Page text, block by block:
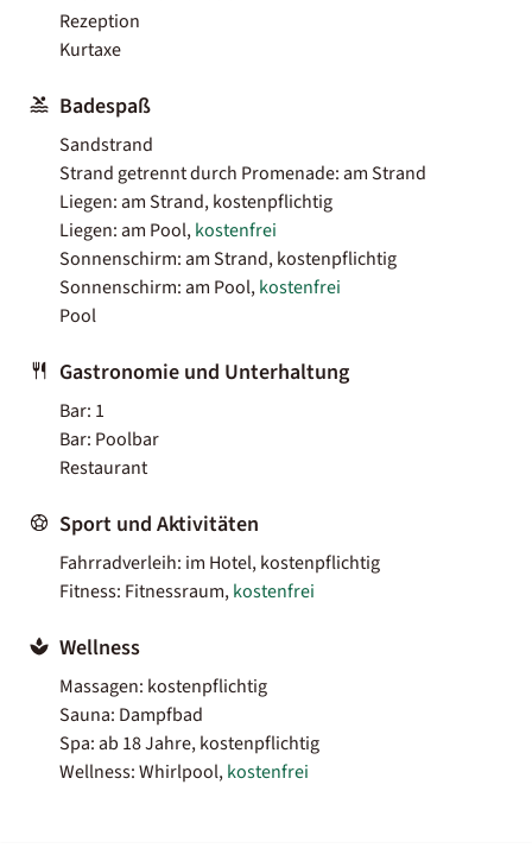
Rezeption
Kurtaxe
Badespaß
Sandstrand
Strand getrennt durch Promenade: am Strand
Liegen: am Strand, kostenpflichtig
Liegen: am Pool,kostenfrei
Sonnenschirm: am Strand, kostenpflichtig
Sonnenschirm: am Pool,kostenfrei
Pool
Gastronomie und Unterhaltung
Bar: 1
Bar: Poolbar
Restaurant
Sport und Aktivitäten
Fahrradverleih: im Hotel, kostenpflichtig
Fitness: Fitnessraum,kostenfrei
Wellness
Massagen: kostenpflichtig
Sauna: Dampfbad
Spa: ab 18 Jahre, kostenpflichtig
Wellness: Whirlpool,kostenfrei